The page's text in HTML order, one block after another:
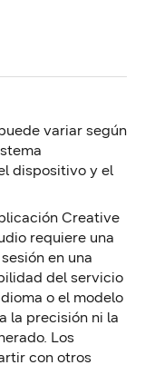
variar según
dispositivo y el
Creative
requiere una
en una
del servicio
o el modelo
la precisión ni la
Los
con otros